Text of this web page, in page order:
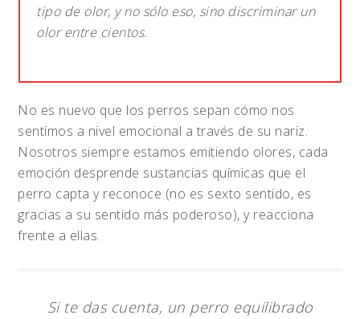
tipo de olor, y no sólo eso, sino discriminar un
olor entre cientos.
No es nuevo que los perros sepan cómo nos
sentimos a nivel emocional a través de su nariz.
Nosotros siempre estamos emitiendo olores, cada
emoción desprende sustancias químicas que el
perro capta y reconoce (no es sexto sentido, es
gracias a su sentido más poderoso), y reacciona
frente a ellas.
Si te das cuenta, un perro equilibrado